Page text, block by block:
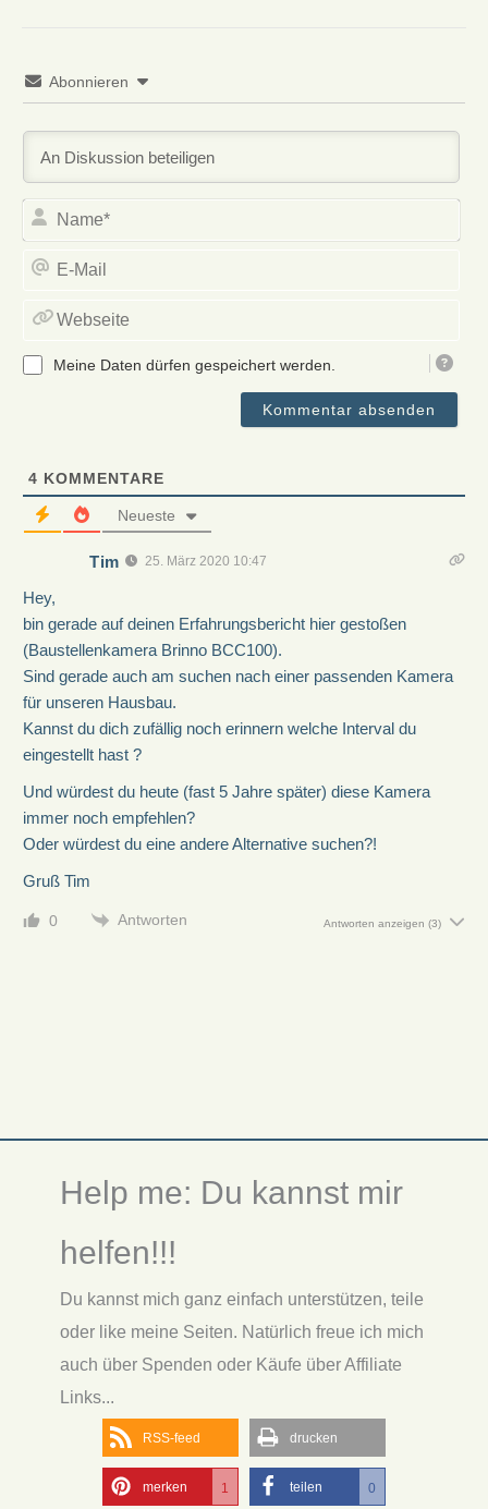
Abonnieren
Meine Daten dürfen gespeichert werden.
4 KOMMENTARE
Neueste
Tim 25. März 2020 10:47
Hey,
bin gerade auf deinen Erfahrungsbericht hier gestoßen
(Baustellenkamera Brinno BCC100).
Sind gerade auch am suchen nach einer passenden Kamera
für unseren Hausbau.
Kannst du dich zufällig noch erinnern welche Interval du
eingestellt hast ?
Und würdest du heute (fast 5 Jahre später) diese Kamera
immer noch empfehlen?
Oder würdest du eine andere Alternative suchen?!
Gruß Tim
0 Antworten Antworten anzeigen (3)
Help me: Du kannst mir
helfen!!!
Du kannst mich ganz einfach unterstützen, teile
oder like meine Seiten. Natürlich freue ich mich
auch über Spenden oder Käufe über Affiliate
Links...
RSS-feed drucken
merken 1 teilen 0